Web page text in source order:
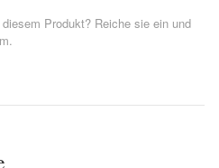
Produkt? Reiche sie ein und